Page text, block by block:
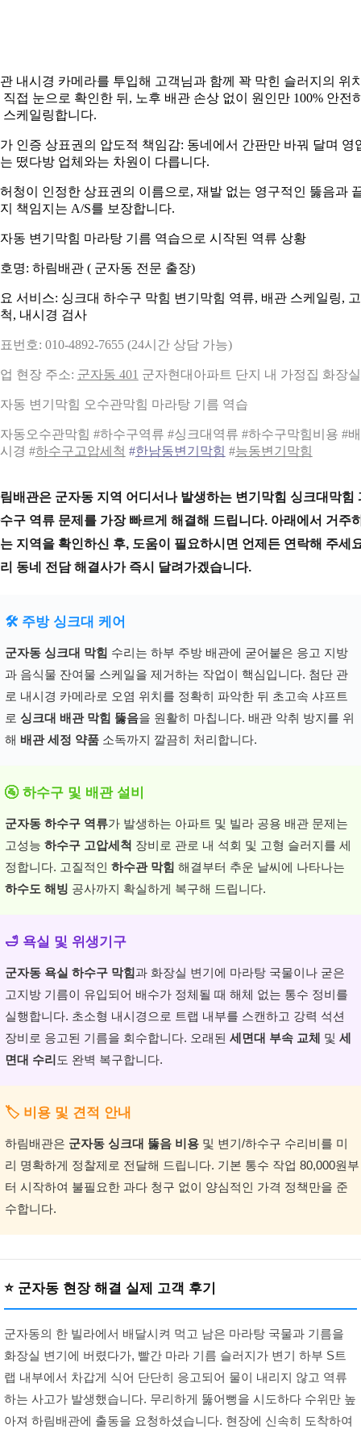
내시경 카메라를 투입해 고객님과 함께 꽉 막힌 슬러지의 위
직접 눈으로 확인한 뒤, 노후 배관 손상 없이 원인만 100% 안전
스케일링합니다.
인증 상표권의 압도적 책임감: 동네에서 간판만 바꿔 달며 영
떴다방 업체와는 차원이 다릅니다.
청이 인정한 상표권의 이름으로, 재발 없는 영구적인 뚫음과
책임지는 A/S를 보장합니다.
동 변기막힘 마라탕 기름 역습으로 시작된 역류 상황
명: 하림배관 ( 군자동 전문 출장)
서비스: 싱크대 하수구 막힘 변기막힘 역류, 배관 스케일링,
, 내시경 검사
번호: 010-4892-7655 (24시간 상담 가능)
현장 주소: 군자동 401 군자현대아파트 단지 내 가정집 화장실
동 변기막힘 오수관막힘 마라탕 기름 역습
동오수관막힘 #하수구역류 #싱크대역류 #하수구막힘비용 #
경 #하수구고압세척 #한남동변기막힘 #능동변기막힘
배관은 군자동 지역 어디서나 발생하는 변기막힘 싱크대막힘
구 역류 문제를 가장 빠르게 해결해 드립니다. 아래에서 거주
지역을 확인하신 후, 도움이 필요하시면 언제든 연락해 주세
동네 전담 해결사가 즉시 달려가겠습니다.
🛠️ 주방 싱크대 케어
군자동 싱크대 막힘 수리는 하부 주방 배관에 굳어붙은 응고 지방
과 음식물 잔여물 스케일을 제거하는 작업이 핵심입니다. 첨단 관
로 내시경 카메라로 오염 위치를 정확히 파악한 뒤 초고속 샤프트
로 싱크대 배관 막힘 뚫음을 원활히 마칩니다. 배관 악취 방지를 위
해 배관 세정 약품소독까지 깔끔히 처리합니다.
🚰 하수구 및 배관 설비
군자동 하수구 역류가 발생하는 아파트 및 빌라 공용 배관 문제는
고성능 하수구 고압세척 장비로 관로 내 석회 및 고형 슬러지를 세
정합니다. 고질적인 하수관 막힘 해결부터 추운 날씨에 나타나는
하수도 해빙 공사까지 확실하게 복구해 드립니다.
🛁 욕실 및 위생기구
군자동 욕실 하수구 막힘과 화장실 변기에 마라탕 국물이나 굳은
고지방 기름이 유입되어 배수가 정체될 때 해체 없는 통수 정비를
실행합니다. 초소형 내시경으로 트랩 내부를 스캔하고 강력 석션
장비로 응고된 기름을 회수합니다. 오래된 세면대 부속 교체 및 세
면대 수리 도 완벽 복구합니다.
🏷️ 비용 및 견적 안내
하림배관은 군자동 싱크대 뚫음 비용및 변기/하수구 수리비를 미
리 명확하게 정찰제로 전달해 드립니다. 기본 통수 작업 80,000원부
터 시작하여 불필요한 과다 청구 없이 양심적인 가격 정책만을 준
수합니다.
⭐ 군자동 현장 해결 실제 고객 후기
군자동의 한 빌라에서 배달시켜 먹고 남은 마라탕 국물과 기름을
화장실 변기에 버렸다가, 빨간 마라 기름 슬러지가 변기 하부 S트
랩 내부에서 차갑게 식어 단단히 응고되어 물이 내리지 않고 역류
하는 사고가 발생했습니다. 무리하게 뚫어뻥을 시도하다 수위만 높
아져 하림배관에 출동을 요청하셨습니다. 현장에 신속히 도착하여